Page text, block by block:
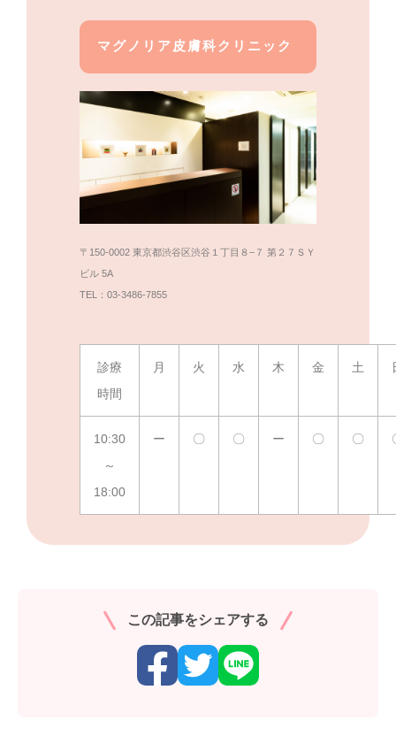
マグノリア皮膚科クリニック
〒150-0002 東京都渋谷区渋谷１丁目８−７ 第２７ＳＹ
ビル 5A
TEL：03-3486-7855
診療
時間
月 火 水 木 金 土
10:30
～
18:00
ー 〇 〇 ー 〇 〇
この記事をシェアする